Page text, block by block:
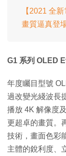
【2021 全
畫質逼真登
G1 系列 OLED
年度矚目型號
過改變光綫波長
播放 4K 解像度
更超卓的畫質。
技術，畫面色彩
主體的銳利度、